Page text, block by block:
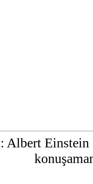
: Albert Einstein